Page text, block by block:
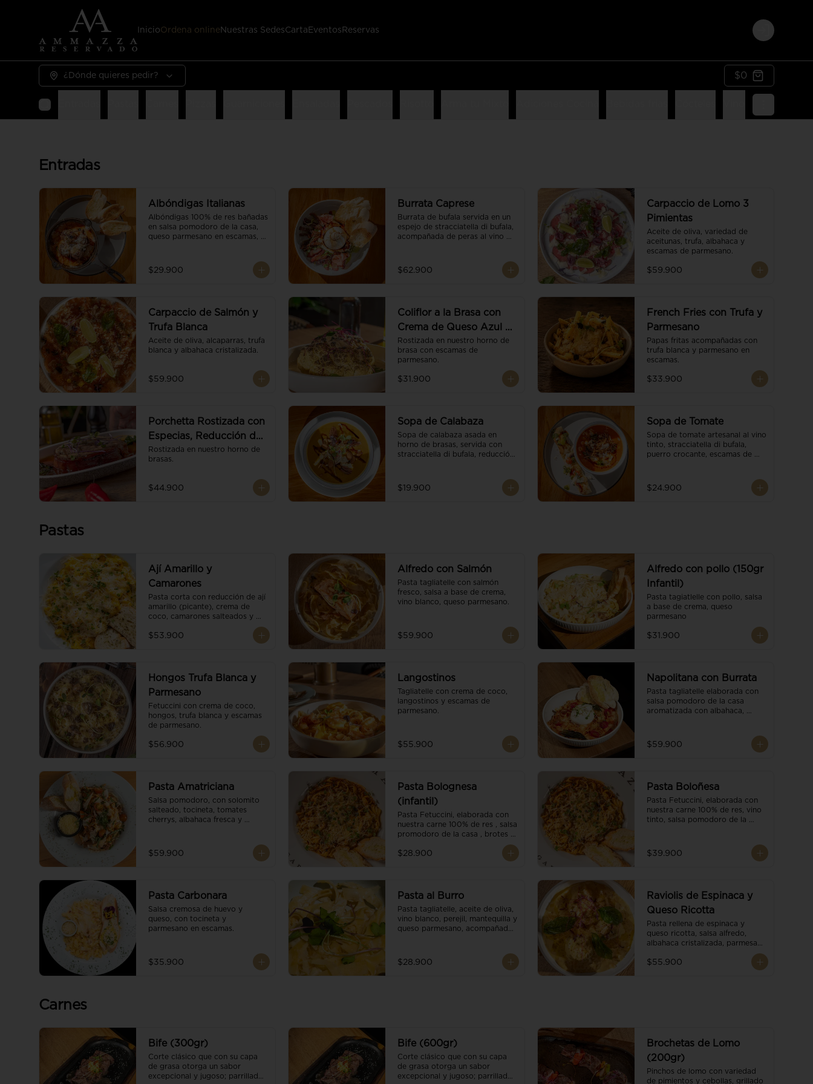
InicioOrdena online Nuestras SedesCarta Eventos Reservas
Login
¿Dónde quieres pedir? $0
Entradas
Albóndigas Italianas
Albóndigas 100% de res bañadas
en salsa pomodoro de la casa,
queso parmesano en escamas,
$29.900
Burrata Caprese
Burrata de bufala servida en un
espejo de stracciatella di bufala,
acompañada de peras al vino
salsa pesto y reducción de
balsámico.
$62.900
Carpaccio de Lomo 3
Pimientas
Aceite de oliva, variedad de
aceitunas, trufa, albahaca y
escamas de parmesano.
$59.900
Carpaccio de Salmón y
Trufa Blanca
Aceite de oliva, alcaparras, trufa
blanca y albahaca cristalizada.
$59.900
Coliflor a la Brasa con
Crema de Queso Azul y
Vino
Rostizada en nuestro horno de
brasa con escamas de
parmesano.
$31.900
French Fries con Trufa y
Parmesano
Papas fritas acompañadas con
trufa blanca y parmesano en
escamas.
$33.900
Porchetta Rostizada con
Especias, Reducción de
Panela y Vino
Rostizada en nuestro horno de
brasas.
$44.900
Sopa de Calabaza
Sopa de calabaza asada en
horno de brasas, servida con
stracciatella di bufala, reducción
$19.900
Sopa de Tomate
Sopa de tomate artesanal al vino
tinto, stracciatella di bufala,
puerro crocante, escamas de
pesto. Acompañado de un
tostón de pan focaccia.
$24.900
Pastas
Ají Amarillo y
Camarones
Pasta corta con reducción de ají
amarillo (picante), crema de
coco, camarones salteados y
$53.900
Alfredo con Salmón
Pasta tagliatelle con salmón
fresco, salsa a base de crema,
vino blanco, queso parmesano.
$59.900
Alfredo con pollo (150gr
Infantil)
Pasta tagiatlelle con pollo, salsa
a base de crema, queso
parmesano
$31.900
Hongos Trufa Blanca y
Parmesano
Fetuccini con crema de coco,
hongos, trufa blanca y escamas
de parmesano.
$56.900
Langostinos
Tagliatelle con crema de coco,
langostinos y escamas de
parmesano.
$55.900
Napolitana con Burrata
Pasta tagliatelle elaborada con
salsa pomodoro de la casa
aromatizada con albahaca,
$59.900
Pasta Amatriciana
Salsa pomodoro, con solomito
salteado, tocineta, tomates
cherrys, albahaca fresca y
$59.900
Pasta Bolognesa
(infantil)
Pasta Fetuccini, elaborada con
nuestra carne 100% de res , salsa
promodoro de la casa , brotes
parmesano.
$28.900
Pasta Boloñesa
Pasta Fetuccini, elaborada con
nuestra carne 100% de res, vino
tinto, salsa pomodoro de la
$39.900
Pasta Carbonara
Salsa cremosa de huevo y
queso, con tocineta y
parmesano en escamas.
$35.900
Pasta al Burro
Pasta tagliatelle, aceite de oliva,
vino blanco, perejil, mantequilla y
queso parmesano, acompañado
$28.900
Raviolis de Espinaca y
Queso Ricotta
Pasta rellena de espinaca y
queso ricotta, salsa alfredo,
albahaca cristalizada, parmesano
$55.900
Carnes
Bife (300gr)
Corte clásico que con su capa
de grasa otorga un sabor
excepcional y jugoso; parrillado
Bife (600gr)
Corte clásico que con su capa
de grasa otorga un sabor
excepcional y jugoso; parrillado
Brochetas de Lomo
(200gr)
Pinchos de lomo con variedad
de pimientos y cebollas, grillado